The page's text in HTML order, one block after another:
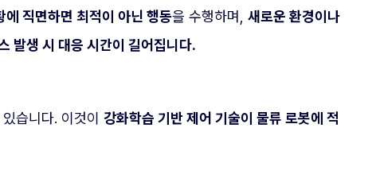
직면하면 최적이 아닌 행동을 수행하며, 새로운 환경이나
발생 시 대응 시간이 길어집니다.
습니다. 이것이 강화학습 기반 제어 기술이 물류 로봇에 적